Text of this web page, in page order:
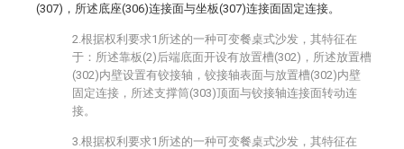
(307)，所述底座(306)连接面与坐板(307)连接面固定连接。
2.根据权利要求1所述的一种可变餐桌式沙发，其特征在
于：所述靠板(2)后端底面开设有放置槽(302)，所述放置槽
(302)内壁设置有铰接轴，铰接轴表面与放置槽(302)内壁
固定连接，所述支撑筒(303)顶面与铰接轴连接面转动连
接。
3.根据权利要求1所述的一种可变餐桌式沙发，其特征在